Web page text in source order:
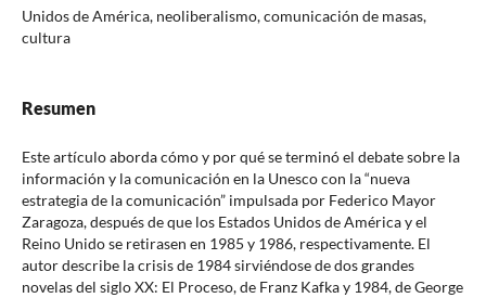
Unidos de América, neoliberalismo, comunicación de masas,
cultura
Resumen
Este artículo aborda cómo y por qué se terminó el debate sobre la
información y la comunicación en la Unesco con la “nueva
estrategia de la comunicación” impulsada por Federico Mayor
Zaragoza, después de que los Estados Unidos de América y el
Reino Unido se retirasen en 1985 y 1986, respectivamente. El
autor describe la crisis de 1984 sirviéndose de dos grandes
novelas del siglo XX: El Proceso, de Franz Kafka y 1984, de George